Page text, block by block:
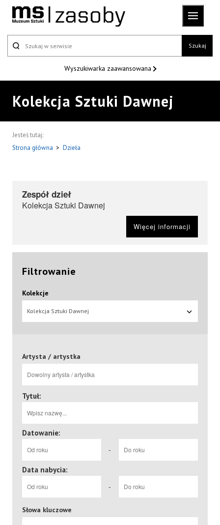
Szukaj
Wyszukiwarka zaawansowana
Kolekcja Sztuki Dawnej
Jesteś tutaj:
Strona główna > Dzieła
Zespół dzieł
Kolekcja Sztuki Dawnej
Więcej informacji
Filtrowanie
Kolekcje
Kolekcja Sztuki Dawnej
Artysta / artystka
Tytuł:
Datowanie:
-
Data nabycia:
-
Słowa kluczowe